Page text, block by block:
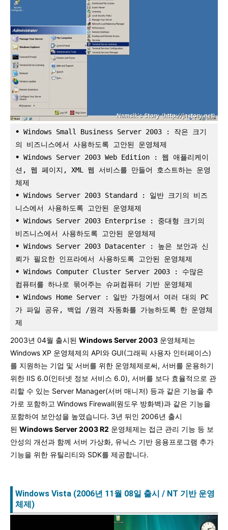
• Windows Small Business Server 2003 : 작은 크기
의 비즈니스에서 사용하도록 고안된 운영체제
• Windows Server 2003 Web Edition : 웹 애플리케이
션, 웹 페이지, XML 웹 서비스를 만들어 호스트하는 운영
체제
• Windows Server 2003 Standard : 일반 크기의 비즈
니스에서 사용하도록 고안된 운영체제
• Windows Server 2003 Enterprise : 중대형 크기의
비즈니스에서 사용하도록 고안된 운영체제
• Windows Server 2003 Datacenter : 높은 보안과 신
뢰가 필요한 인프라에서 사용하도록 고안된 운영체제
• Windows Computer Cluster Server 2003 : 수많은
컴퓨터를 하나로 묶어주는 슈퍼컴퓨터 기반 운영체제
• Windows Home Server : 일반 가정에서 여러 대의 PC
가 파일 공유, 백업 /원격 자동화를 가능하도록 한 운영체
제
2003년 04월 출시된 Windows Server 2003 운영체제는
Windows XP 운영체제의 API와 GUI(그래픽 사용자 인터페이스)
를 지원하는 기업 및 서버를 위한 운영체제로써, 서버를 운용하기
위한 IIS 6.0(인터넷 정보 서비스 6.0), 서버를 보다 효율적으로 관
리할 수 있는 Server Manager(서버 매니저) 등과 같은 기능을 추
가로 포함하고 Windows Firewall(원도우 방화벽)과 같은 기능을
포함하여 보안성을 높였습니다. 3년 뒤인 2006년 출시
된 Windows Server 2003 R2 운영체제는 접근 관리 기능 등 보
안성의 개선과 함께 서버 가상화, 유닉스 기반 응용프로그램 추가
기능을 위한 유틸리티와 SDK를 제공합니다.
Windows Vista (2006년 11월 08일 출시 / NT 기반 운영
체제)